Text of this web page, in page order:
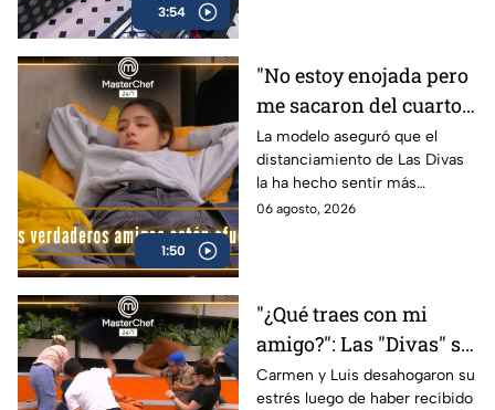
3:54
1:50
"No estoy enojada pero
me sacaron del cuarto":
Michelle se desahoga
con Ixdit en
MasterChef 24/7
(VIDEO)
La modelo aseguró que el
distanciamiento de Las Divas
la ha hecho sentir más
tranquila en MasterChef 24/7.
06 agosto, 2026
"¿Qué traes con mi
amigo?": Las "Divas" se
enfrentan en una
despiadada pelea de
Carmen y Luis desahogaron su
estrés luego de haber recibido